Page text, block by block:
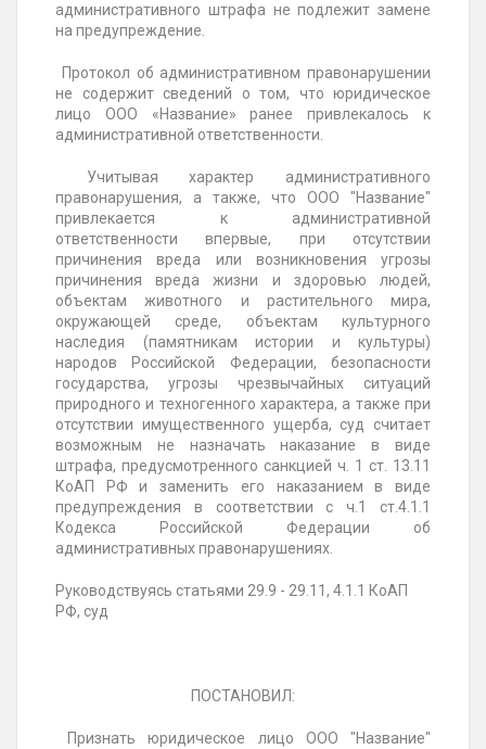
административного штрафа не подлежит замене
на предупреждение.
Протокол об административном правонарушении
не содержит сведений о том, что юридическое
лицо ООО «Название» ранее привлекалось к
административной ответственности.
Учитывая характер административного
правонарушения, а также, что ООО "Название"
привлекается к административной
ответственности впервые, при отсутствии
причинения вреда или возникновения угрозы
причинения вреда жизни и здоровью людей,
объектам животного и растительного мира,
окружающей среде, объектам культурного
наследия (памятникам истории и культуры)
народов Российской Федерации, безопасности
государства, угрозы чрезвычайных ситуаций
природного и техногенного характера, а также при
отсутствии имущественного ущерба, суд считает
возможным не назначать наказание в виде
штрафа, предусмотренного санкцией ч. 1 ст. 13.11
КоАП РФ и заменить его наказанием в виде
предупреждения в соответствии с ч.1 ст.4.1.1
Кодекса Российской Федерации об
административных правонарушениях.
Руководствуясь статьями 29.9 - 29.11, 4.1.1 КоАП
РФ, суд
ПОСТАНОВИЛ:
Признать юридическое лицо ООО "Название"